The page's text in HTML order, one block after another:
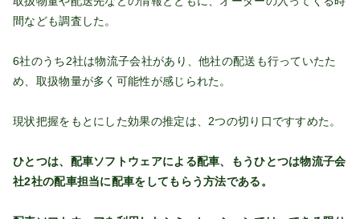
間なども調査した。
6社のうち2社は物流子会社があり、他社の配送も行っていたた
め、取扱物量が多く可能性が感じられた。
現状把握をもとにした効果の推定は、2つの切り口ですすめた。
ひとつは、配車ソフトウェアによる配車、もうひとつは物流子会
社2社の配車担当に配車をしてもらう方法である。